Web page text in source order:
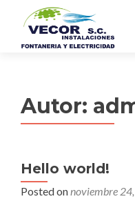
Autor:
Hello world!
Posted onnoviembre